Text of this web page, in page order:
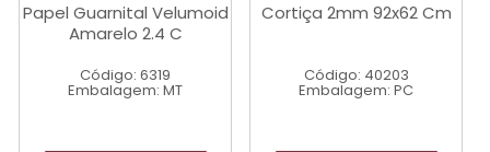
Papel Guarnital Velumoid
Amarelo 2.4 C
Código: 6319
Embalagem: MT
Cortiça 2mm 92x62 Cm
Código: 40203
Embalagem: PC